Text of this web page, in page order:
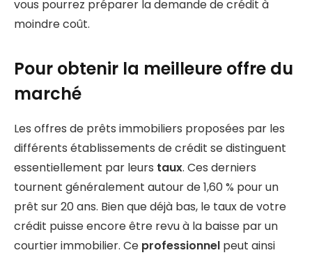
vous pourrez préparer la demande de crédit à
moindre coût.
Pour obtenir la meilleure offre du
marché
Les offres de prêts immobiliers proposées par les
différents établissements de crédit se distinguent
essentiellement par leurs taux. Ces derniers
tournent généralement autour de 1,60 % pour un
prêt sur 20 ans. Bien que déjà bas, le taux de votre
crédit puisse encore être revu à la baisse par un
courtier immobilier. Ce professionnel peut ainsi